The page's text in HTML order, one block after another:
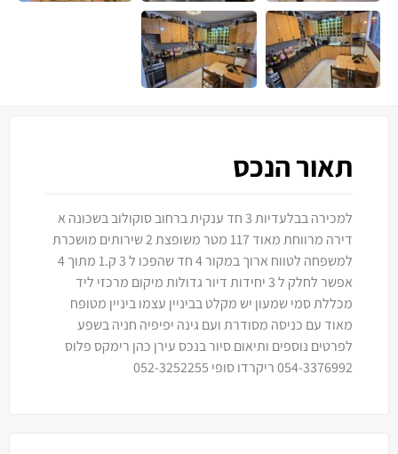
תאור הנכס
למכירה בבלעדיות 3 חד ענקית ברחוב סוקולוב בשכונה א
דירה מרווחת מאוד 117 מטר משופצת 2 שירותים מושכרת
למשפחה לטווח ארוך במקור 4 חד שהפכו ל 3 ק.1 מתוך 4
אפשר לחלק ל 3 יחידות דיור גדולות מיקום מרכזי ליד
מכללת סמי שמעון יש מקלט בביניין עצמו ביניין מטופח
מאוד עם כניסה מסודרת ועם גינה יפיפיה חניה בשפע
לפרטים נוספים ותיאום סיור בנכס עירן כהן רימקס פלוס
054-3376992 ריקרדו סופי 052-3252255